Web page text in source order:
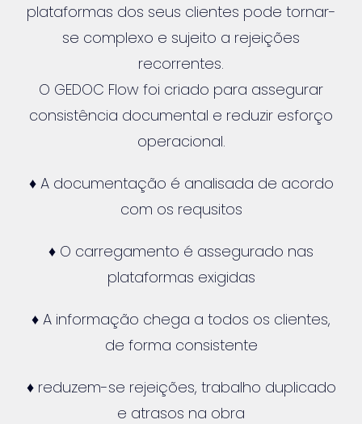
plataformas dos seus clientes pode tornar-
se complexo e sujeito a rejeições
recorrentes.
O GEDOC Flow foi criado para assegurar
consistência documental e reduzir esforço
operacional.
♦ A documentação é analisada de acordo
com os requsitos
♦ O carregamento é assegurado nas
plataformas exigidas
♦ A informação chega a todos os clientes,
de forma consistente
♦ reduzem-se rejeições, trabalho duplicado
e atrasos na obra